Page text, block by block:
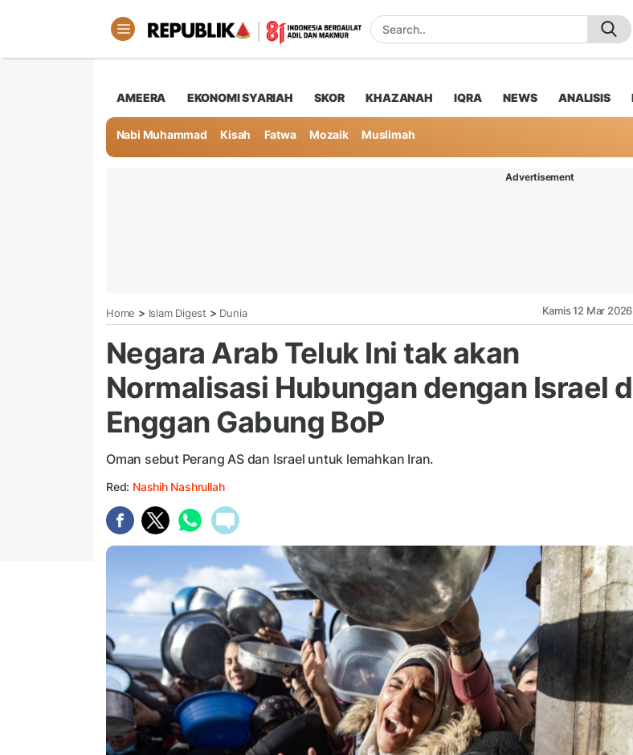
AMEERA EKONOMI SYARIAH SKOR KHAZANAH IQRA NEWS ANALISIS
Nabi Muhammad Kisah Fatwa Mozaik Muslimah
Advertisement
Home > Islam Digest > Dunia Kamis 12 Mar
Negara Arab Teluk Ini tak akan
Normalisasi Hubungan dengan Israel
Enggan Gabung BoP
Oman sebut Perang AS dan Israel untuk lemahkan Iran.
Red: Nashih Nashrullah